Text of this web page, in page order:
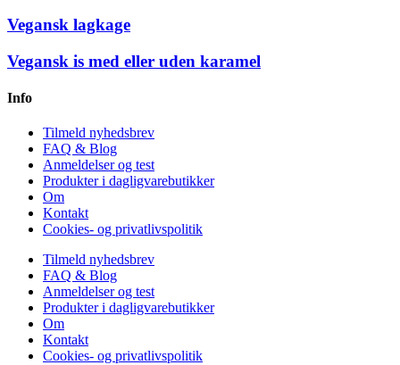
Vegansk lagkage
Vegansk is med eller uden karamel
Info
Tilmeld nyhedsbrev
FAQ & Blog
Anmeldelser og test
Produkter i dagligvarebutikker
Om
Kontakt
Cookies- og privatlivspolitik
Tilmeld nyhedsbrev
FAQ & Blog
Anmeldelser og test
Produkter i dagligvarebutikker
Om
Kontakt
Cookies- og privatlivspolitik